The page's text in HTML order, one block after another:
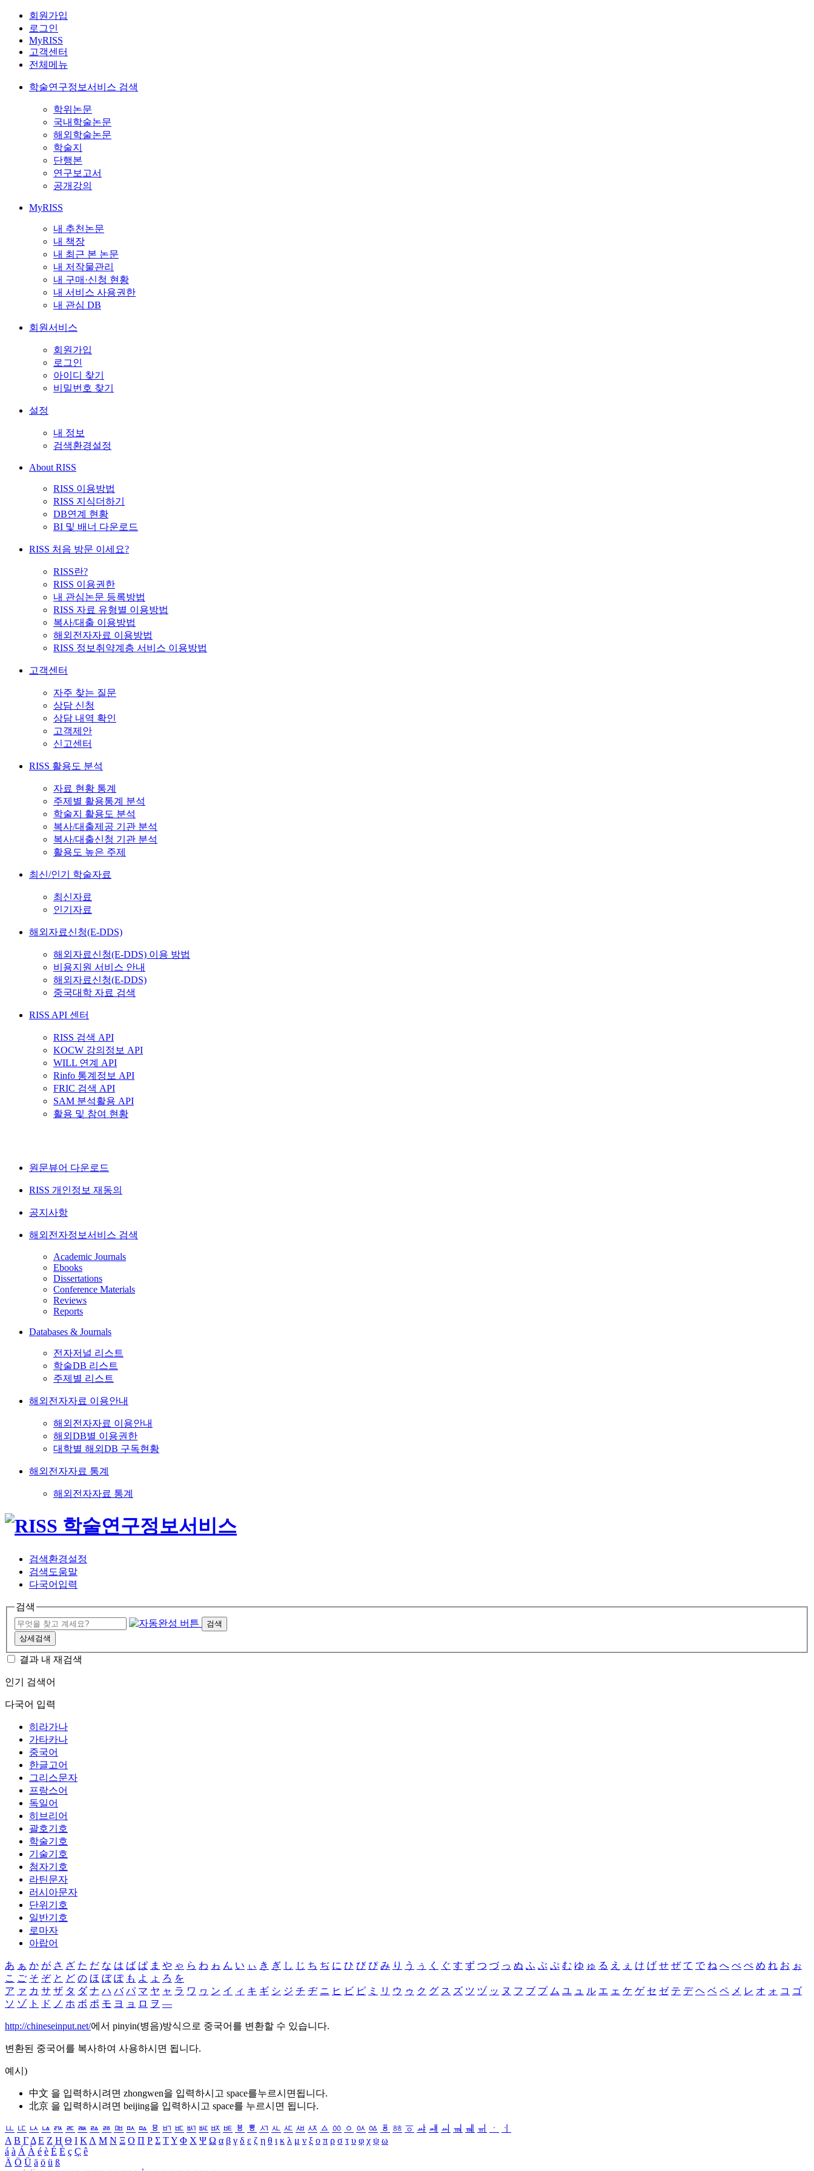
회원가입
로그인
MyRISS
고객센터
전체메뉴
학술연구정보서비스 검색
학위논문
국내학술논문
해외학술논문
학술지
단행본
연구보고서
공개강의
MyRISS
내 추천논문
내 책장
내 최근 본 논문
내 저작물관리
내 구매·신청 현황
내 서비스 사용권한
내 관심 DB
회원서비스
회원가입
로그인
아이디 찾기
비밀번호 찾기
설정
내 정보
검색환경설정
About RISS
RISS 이용방법
RISS 지식더하기
DB연계 현황
BI 및 배너 다운로드
RISS 처음 방문 이세요?
RISS란?
RISS 이용권한
내 관심논문 등록방법
RISS 자료 유형별 이용방법
복사/대출 이용방법
해외전자자료 이용방법
RISS 정보취약계층 서비스 이용방법
고객센터
자주 찾는 질문
상담 신청
상담 내역 확인
고객제안
신고센터
RISS 활용도 분석
자료 현황 통계
주제별 활용통계 분석
학술지 활용도 분석
복사/대출제공 기관 분석
복사/대출신청 기관 분석
활용도 높은 주제
최신/인기 학술자료
최신자료
인기자료
해외자료신청(E-DDS)
해외자료신청(E-DDS) 이용 방법
비용지원 서비스 안내
해외자료신청(E-DDS)
중국대학 자료 검색
RISS API 센터
RISS 검색 API
KOCW 강의정보 API
WILL 연계 API
Rinfo 통계정보 API
FRIC 검색 API
SAM 분석활용 API
활용 및 참여 현황
원문뷰어 다운로드
RISS 개인정보 재동의
공지사항
해외전자정보서비스 검색
Academic Journals
Ebooks
Dissertations
Conference Materials
Reviews
Reports
Databases & Journals
전자저널 리스트
학술DB 리스트
주제별 리스트
해외전자자료 이용안내
해외전자자료 이용안내
해외DB별 이용권한
대학별 해외DB 구독현황
해외전자자료 통계
해외전자자료 통계
검색환경설정
검색도움말
다국어입력
검색
검색
상세검색
결과 내 재검색
인기 검색어
다국어 입력
히라가나
가타카나
중국어
한글고어
그리스문자
프랑스어
독일어
히브리어
괄호기호
학술기호
기술기호
첨자기호
라틴문자
러시아문자
단위기호
일반기호
로마자
아랍어
あ ぁ か が さ ざ た だ な は ば ぱ ま や ゃ ら わ ゎ ん い ぃ き ぎ し じ ち ぢ に ひ び ぴ み り う ぅ く ぐ す ず つ づ っ ぬ ふ ぶ ぷ む ゆ ゅ る え ぇ け げ せ ぜ て で ね へ べ ぺ め れ お ぉ
こ ご そ ぞ と ど の ほ ぼ ぽ も よ ょ ろ を
ア ァ カ サ ザ タ ダ ナ ハ バ パ マ ヤ ャ ラ ワ ヮ ン イ ィ キ ギ シ ジ チ ヂ ニ ヒ ビ ピ ミ リ ウ ゥ ク グ ス ズ ツ ヅ ッ ヌ フ ブ プ ム ユ ュ ル エ ェ ケ ゲ セ ゼ テ デ ヘ ベ ペ メ レ オ ォ コ ゴ
ソ ゾ ト ド ノ ホ ボ ポ モ ヨ ョ ロ ヲ ―
http://chineseinput.net/에서 pinyin(병음)방식으로 중국어를 변환할 수 있습니다.
변환된 중국어를 복사하여 사용하시면 됩니다.
예시)
中文 을 입력하시려면 zhongwen을 입력하시고 space를누르시면됩니다.
北京 을 입력하시려면 beijing을 입력하시고 space를 누르시면 됩니다.
ㅥ ㅦ ㅧ ㅨ ㅩ ㅪ ㅫ ㅬ ㅭ ㅮ ㅯ ㅰ ㅱ ㅲ ㅳ ㅴ ㅵ ㅶ ㅷ ㅸ ㅹ ㅺ ㅻ ㅼ ㅽ ㅾ ㅿ ㆀ ㆁ ㆂ ㆃ ㆄ ㆅ ㆆ ㆇ ㆈ ㆉ ㆊ ㆋ ㆌ ㆍ
ㆎ
Α Β ΓΔ Ε Ζ Η Θ Ι ΚΛ Μ Ν Ξ Ο Π Ρ Σ ΤΥ Φ Χ Ψ Ω α β γ δ ε ζ η θ ι κ λ μ ν ξ ο π ρ σ τ υ φ χ ψ ω
á à Á À é è É È ç Ç ê
Ä Ö Ü ä ö ü ß